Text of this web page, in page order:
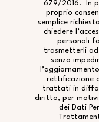
679/2016. In
proprio
semplice
chiedere
personali
trasmetterli
senza
rettificazione
trattati in
diritto, per
dei Dati